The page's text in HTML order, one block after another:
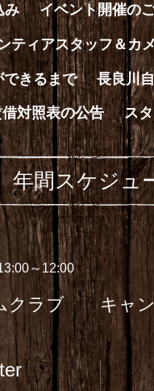
み イベント開催の
ィアスタッフ＆カ
きるまで 長良川
対照表の公告 ス
年間スケジュ
～12:00
クラブ キャ